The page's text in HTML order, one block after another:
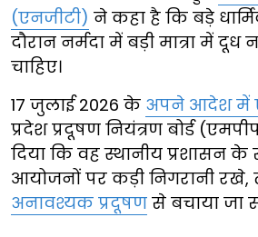
(एनजीटी) ने कहा है कि बड़े
दौरान नर्मदा में बड़ी मात्रा में दूध
चाहिए।
17 जुलाई 2026 के अपने आदेश में
प्रदेश प्रदूषण नियंत्रण बोर्ड
दिया कि वह स्थानीय प्रशासन
आयोजनों पर कड़ी निगरानी रखे,
अनावश्यक प्रदूषण से बचाया जा